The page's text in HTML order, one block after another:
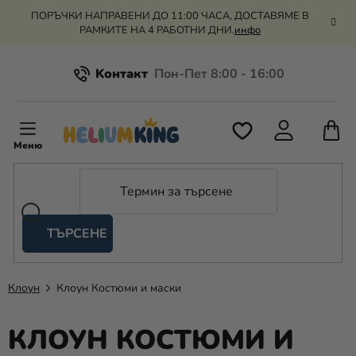
Преминаване
ПОРЪЧКИ НАПРАВЕНИ ДО 11:00 ЧАСА, ДОСТАВЯМЕ В
РАМКИТЕ НА 4 РАБОТНИ ДНИ.инфо
Kонтакт
Всичко за пазаруването
Оценка на магазина
ТЪРСЕНЕ
и
балони
Парти
Клоун Клоун Костюми и маски
КЛОУН КОСТЮМИ И